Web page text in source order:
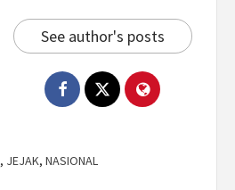
See author's posts
, JEJAK, NASIONAL